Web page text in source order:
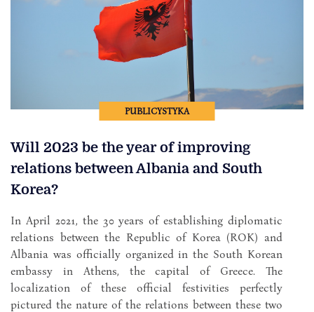
PUBLICYSTYKA
Will 2023 be the year of improving
relations between Albania and South
Korea?
In April 2021, the 30 years of establishing diplomatic
relations between the Republic of Korea (ROK) and
Albania was officially organized in the South Korean
embassy in Athens, the capital of Greece. The
localization of these official festivities perfectly
pictured the nature of the relations between these two